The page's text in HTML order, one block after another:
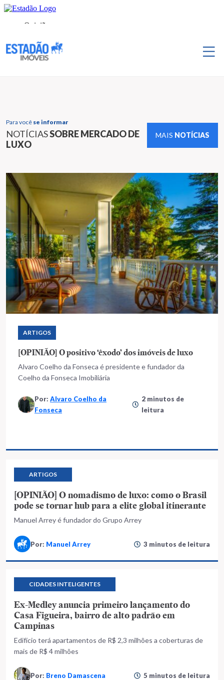
Para você se informar
NOTÍCIASSOBRE MERCADO DE
LUXO
MAIS NOTÍCIAS
ARTIGOS
[OPINIÃO] O positivo ‘êxodo’ dos imóveis de luxo
Alvaro Coelho da Fonseca é presidente e fundador da
Coelho da Fonseca Imobiliária
Por: Alvaro Coelho da
Fonseca
2 minutos de
leitura
ARTIGOS
[OPINIÃO] O nomadismo de luxo: como o Brasil
pode se tornar hub para a elite global itinerante
Manuel Arrey é fundador do Grupo Arrey
Por: Manuel Arrey 3 minutos de leitura
CIDADES INTELIGENTES
Ex-Medley anuncia primeiro lançamento do
Casa Figueira, bairro de alto padrão em
Campinas
Edifício terá apartamentos de R$ 2,3 milhões a coberturas de
mais de R$ 4 milhões
Por: Breno Damascena 5 minutos de leitura